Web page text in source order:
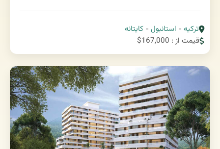
ترکیه - استانبول - کایتانه
قیمت از : 167,000$